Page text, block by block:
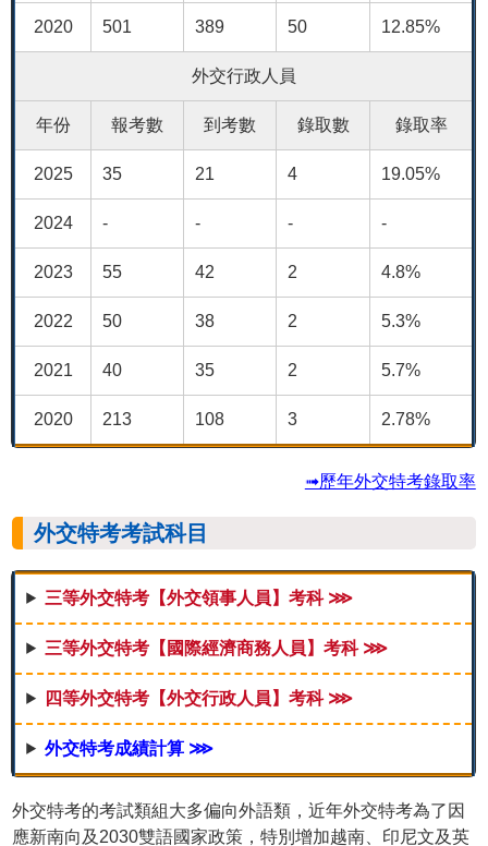
2020 501 389 50 12.85%
外交行政人員
年份 報考數 到考數 錄取數 錄取率
2025 35 21 4 19.05%
2024 - - - -
2023 55 42 2 4.8%
2022 50 38 2 5.3%
2021 40 35 2 5.7%
2020 213 108 3 2.78%
➟歷年外交特考錄取率
外交特考考試科目
三等外交特考【外交領事人員】考科 ⋙
三等外交特考【國際經濟商務人員】考科 ⋙
四等外交特考【外交行政人員】考科 ⋙
外交特考成績計算 ⋙
外交特考的考試類組大多偏向外語類，近年外交特考為了因
應新南向及2030雙語國家政策，特別增加越南、印尼文及英